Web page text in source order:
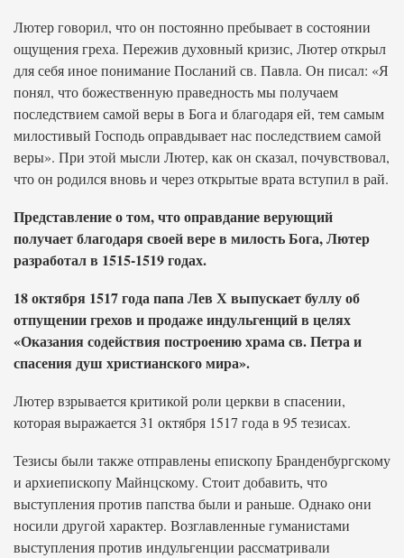
Лютер говорил, что он постоянно пребывает в состоянии
ощущения греха. Пережив духовный кризис, Лютер открыл
для себя иное понимание Посланий св. Павла. Он писал: «Я
понял, что божественную праведность мы получаем
последствием самой веры в Бога и благодаря ей, тем самым
милостивый Господь оправдывает нас последствием самой
веры». При этой мысли Лютер, как он сказал, почувствовал,
что он родился вновь и через открытые врата вступил в рай.
Представление о том, что оправдание верующий
получает благодаря своей вере в милость Бога, Лютер
разработал в 1515-1519 годах.
18 октября 1517 года папа Лев Х выпускает буллу об
отпущении грехов и продаже индульгенций в целях
«Оказания содействия построению храма св. Петра и
спасения душ христианского мира».
Лютер взрывается критикой роли церкви в спасении,
которая выражается 31 октября 1517 года в 95 тезисах.
Тезисы были также отправлены епископу Бранденбургскому
и архиепископу Майнцскому. Стоит добавить, что
выступления против папства были и раньше. Однако они
носили другой характер. Возглавленные гуманистами
выступления против индульгенции рассматривали